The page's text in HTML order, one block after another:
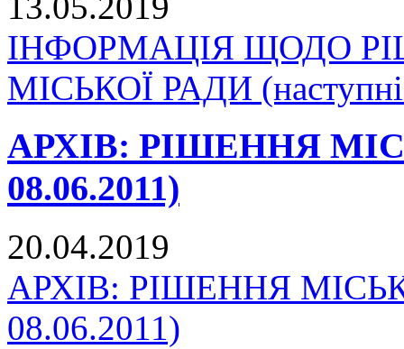
ІНФОРМАЦІЯ ЩОДО
МІСЬКОЇ РАДИ (наступні
АРХІВ: РІШЕННЯ
08.06.2011)
20.04.2019
АРХІВ: РІШЕННЯ
08.06.2011)